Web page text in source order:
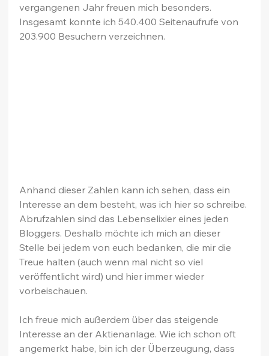
vergangenen Jahr freuen mich besonders.
Insgesamt konnte ich 540.400 Seitenaufrufe von
203.900 Besuchern verzeichnen.
Anhand dieser Zahlen kann ich sehen, dass ein
Interesse an dem besteht, was ich hier so schreibe.
Abrufzahlen sind das Lebenselixier eines jeden
Bloggers. Deshalb möchte ich mich an dieser
Stelle bei jedem von euch bedanken, die mir die
Treue halten (auch wenn mal nicht so viel
veröffentlicht wird) und hier immer wieder
vorbeischauen.
Ich freue mich außerdem über das steigende
Interesse an der Aktienanlage. Wie ich schon oft
angemerkt habe, bin ich der Überzeugung, dass